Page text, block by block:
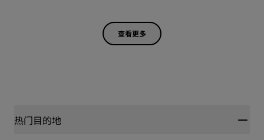
查看更多
热门目的地